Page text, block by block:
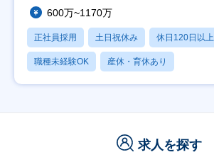
600万~1170万
正社員採用 土日祝休み 休日120日以上
職種未経験OK 産休・育休あり
求人を探す